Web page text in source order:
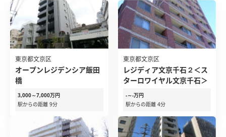
東京都文京区
オープンレジデンシア飯田
橋
3,000～7,000万円
駅からの距離 9分
東京都文京区
レジディア文京千石２＜ス
ターロワイヤル文京千石＞
-～-万円
駅からの距離 4分